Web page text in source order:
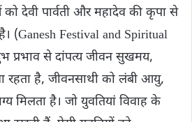
देवी पार्वती और महादेव की कृपा से
है। (Ganesh Festival and Spiritual
प्रभाव से दांपत्य जीवन सुखमय,
रहता है, जीवनसाथी को लंबी आयु,
मिलता है। जो युवतियां विवाह के